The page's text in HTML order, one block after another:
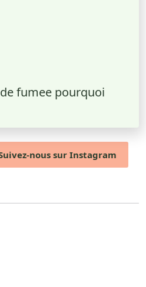
fumee pourquoi
nous sur Instagram